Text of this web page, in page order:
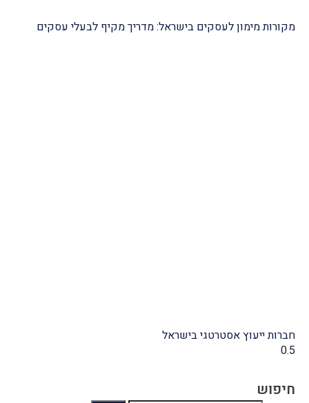
מקורות מימון לעסקים בישראל: מדריך מקיף לבעלי עסקים
חברות ייעוץ אסטרטגי בישראל
חיפוש